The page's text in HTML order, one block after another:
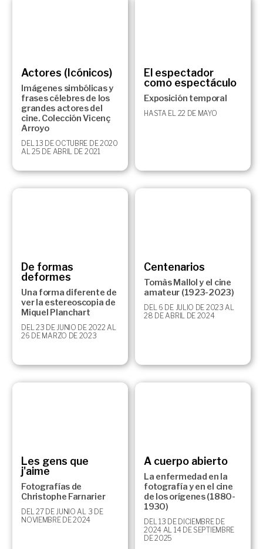
Actores (Icónicos)
Imágenes simbólicas y
frases célebres de los
grandes actores del
cine. Colección Vicenç
Arroyo
DEL 13 DE OCTUBRE DE 2020
AL 25 DE ABRIL DE 2021
El espectador
como espectáculo
Exposición temporal
HASTA EL 22 DE MAYO
De formas
deformes
Una forma diferente de
ver la estereoscopia de
Miquel Planchart
DEL 23 DE JUNIO DE 2022 AL
26 DE MARZO DE 2023
Centenarios
Tomàs Mallol y el cine
amateur (1923-2023)
DEL 6 DE JULIO DE 2023 AL
28 DE ABRIL DE 2024
Les gens que
j'aime
Fotografías de
Christophe Farnarier
DEL 27 DE JUNIO AL 3 DE
NOVIEMBRE DE 2024
A cuerpo abierto
La enfermedad en la
fotografía y en el cine
de los orígenes (1880-
1930)
DEL 13 DE DICIEMBRE DE
2024 AL 14 DE SEPTIEMBRE
DE 2025